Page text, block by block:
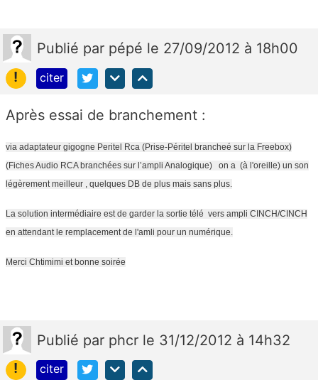
Publié par pépé le 27/09/2012 à 18h00
!
citer
Après essai de branchement :
via adaptateur gigogne Peritel Rca (Prise-Péritel brancheé sur la Freebox)
(Fiches Audio RCA branchées sur l’ampli Analogique) on a (à l'oreille) un son
légèrement meilleur , quelques DB de plus mais sans plus.
La solution intermédiaire est de garder la sortie télé vers ampli CINCH/CINCH
en attendant le remplacement de l'amli pour un numérique.
Merci Chtimimi et bonne soirée
Publié par phcr le 31/12/2012 à 14h32
!
citer